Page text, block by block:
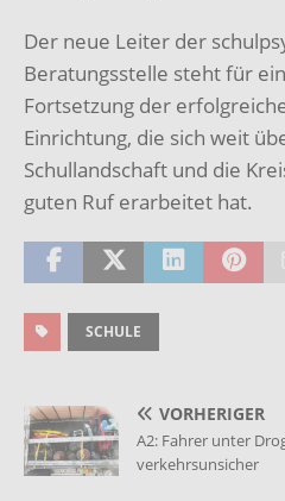
Der neue Leiter der
Beratungsstelle steht für
Fortsetzung der
Einrichtung, die sich weit
Schullandschaft und die
guten Ruf erarbeitet hat.
SCHULE
VORHERIGER
A2: Fahrer unter
verkehrsunsicher